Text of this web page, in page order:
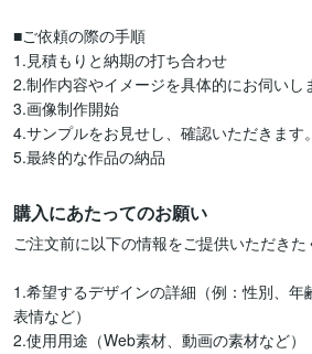
■ご依頼の際の手順
1.見積もりと納期の打ち合わせ
2.制作内容やイメージを具体的にお伺いし
3.画像制作開始
4.サンプルをお見せし、確認いただきます。
5.最終的な作品の納品
購入にあたってのお願い
ご注文前に以下の情報をご提供いただきた
1.希望するデザインの詳細（例：性別、年
表情など）
2.使用用途（Web素材、動画の素材など）